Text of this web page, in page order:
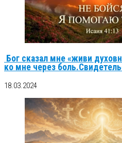
Бог сказал мне «живи
ко мне через
18.03.2024